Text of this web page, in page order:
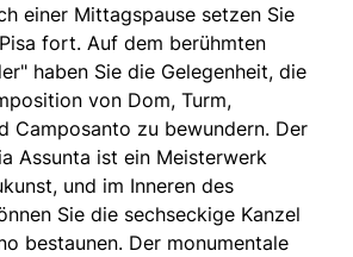
einer Mittagspause setzen Sie
fort. Auf dem berühmten
haben Sie die Gelegenheit, die
von Dom, Turm,
Camposanto zu bewundern. Der
Assunta ist ein Meisterwerk
und im Inneren des
Sie die sechseckige Kanzel
bestaunen. Der monumentale